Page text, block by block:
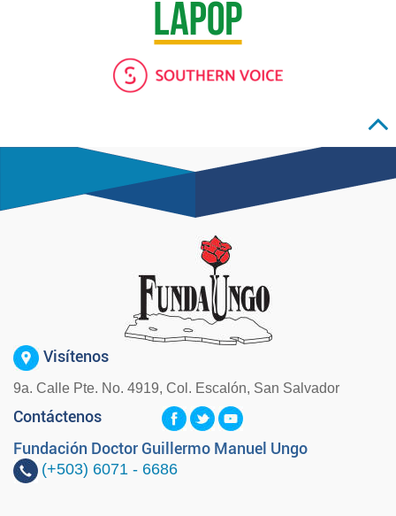
Visítenos
9a. Calle Pte. No. 4919, Col. Escalón, San Salvador
Contáctenos
Fundación Doctor Guillermo Manuel Ungo
(+503) 6071 - 6686